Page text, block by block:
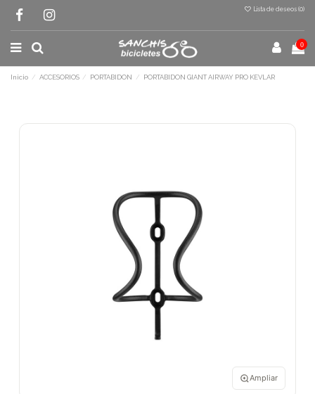
Lista de deseos (0)
0
Inicio ACCESORIOS PORTABIDON PORTABIDON GIANT AIRWAY PRO KEVLAR
Ampliar
AIRWAY PRO KEVLAR